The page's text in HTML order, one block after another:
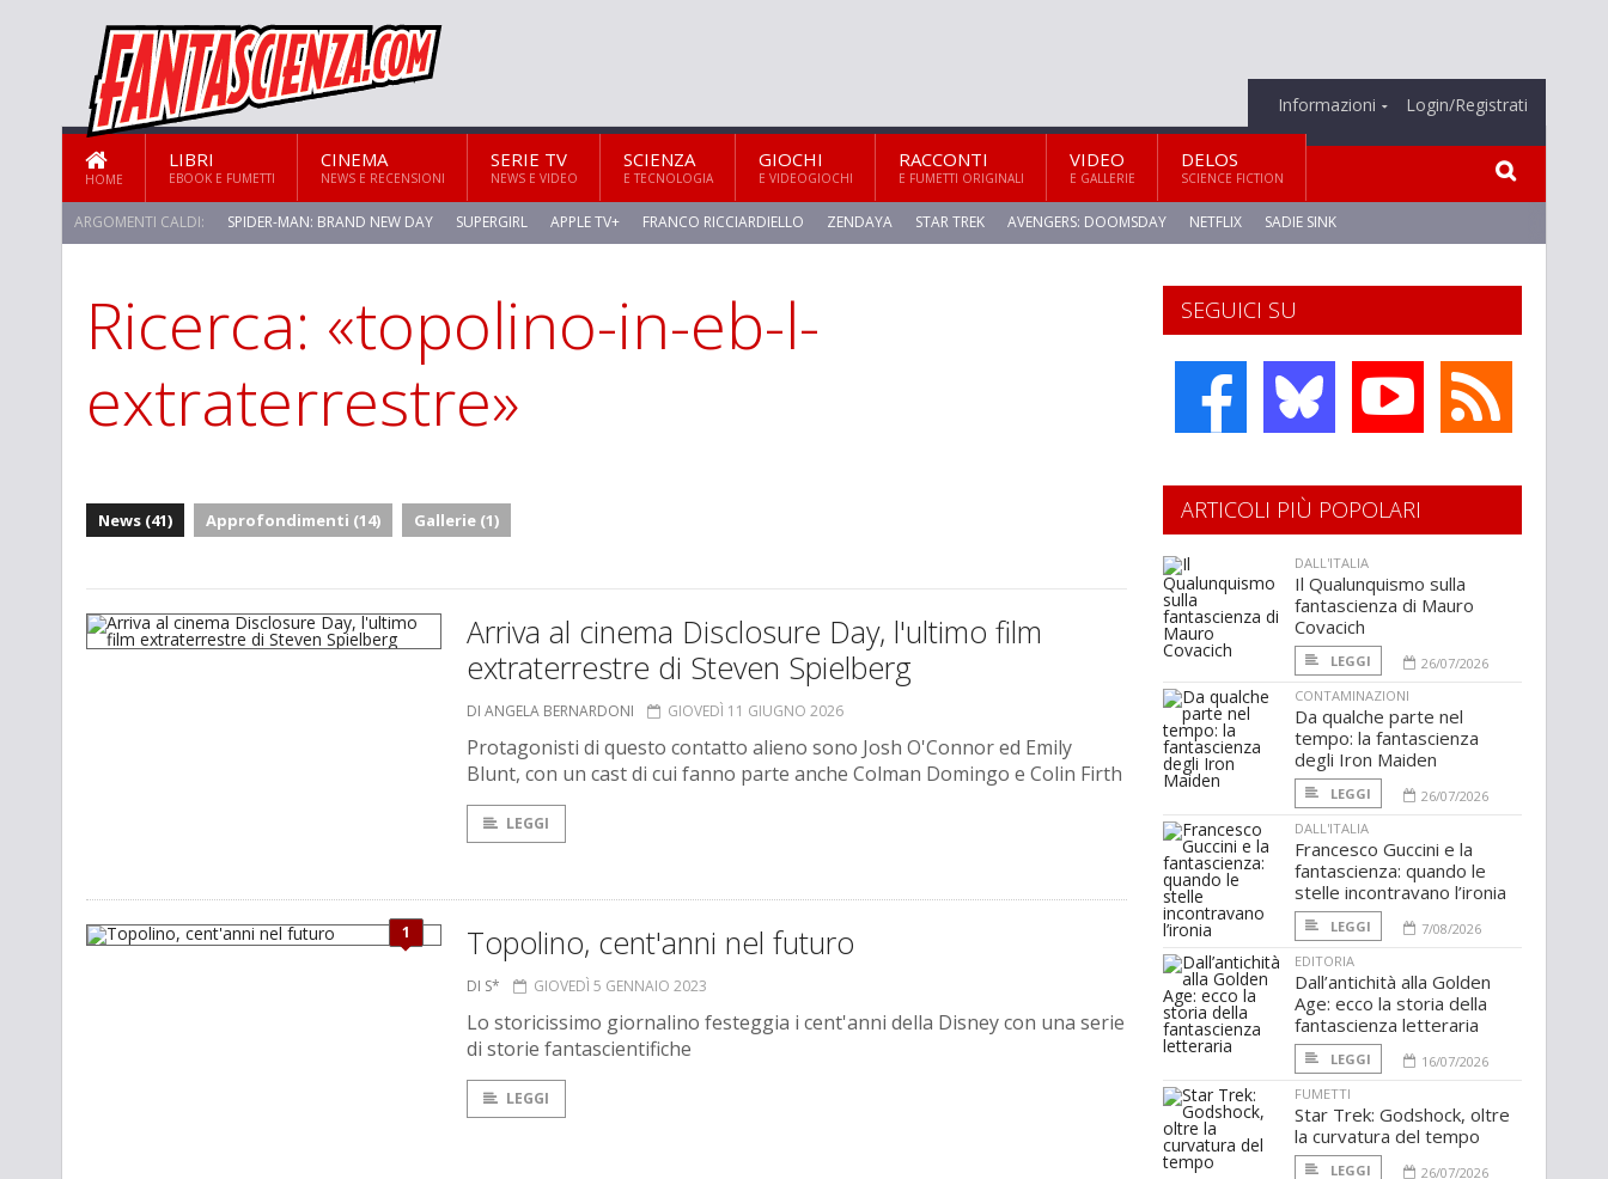
Informazioni Login/Registrati
HOME
LIBRI
EBOOK E FUMETTI
CINEMA
NEWS E RECENSIONI
SERIE TV
NEWS E VIDEO
SCIENZA
E TECNOLOGIA
GIOCHI
E VIDEOGIOCHI
RACCONTI
E FUMETTI ORIGINALI
VIDEO
E GALLERIE
DELOS
SCIENCE FICTION
ARGOMENTI CALDI: SPIDER-MAN: BRAND NEW DAY SUPERGIRL APPLE TV+ FRANCO RICCIARDIELLO ZENDAYA STAR TREK AVENGERS: DOOMSDAY NETFLIX SADIE SINK
STAR TREK: STRANGE NEW WORLDS
Ricerca: «topolino-in-eb-l-
extraterrestre»
News (41) Approfondimenti (14) Gallerie (1)
Arriva al cinema Disclosure Day, l'ultimo film
extraterrestre di Steven Spielberg
DI ANGELA BERNARDONI GIOVEDÌ 11 GIUGNO 2026
Protagonisti di questo contatto alieno sono Josh O'Connor ed Emily
Blunt, con un cast di cui fanno parte anche Colman Domingo e Colin Firth
LEGGI
1 Topolino, cent'anni nel futuro
DI S* GIOVEDÌ 5 GENNAIO 2023
Lo storicissimo giornalino festeggia i cent'anni della Disney con una serie
di storie fantascientifiche
LEGGI
SEGUICI SU
ARTICOLI PIÙ POPOLARI
DALL'ITALIA
Il Qualunquismo sulla
fantascienza di Mauro
Covacich
LEGGI
26/07/2026
CONTAMINAZIONI
Da qualche parte nel
tempo: la fantascienza
degli Iron Maiden
LEGGI
26/07/2026
DALL'ITALIA
Francesco Guccini e la
fantascienza: quando le
stelle incontravano l’ironia
LEGGI
7/08/2026
EDITORIA
Dall’antichità alla Golden
Age: ecco la storia della
fantascienza letteraria
LEGGI
16/07/2026
FUMETTI
Star Trek: Godshock, oltre
la curvatura del tempo
LEGGI 26/07/2026